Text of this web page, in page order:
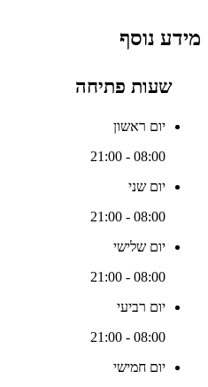
מידע נוסף
שעות פתיחה
יום ראשון
08:00 - 21:00
יום שני
08:00 - 21:00
יום שלישי
08:00 - 21:00
יום רביעי
08:00 - 21:00
יום חמישי